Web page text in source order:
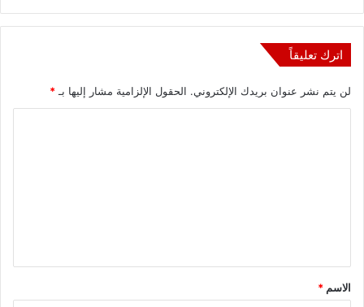
اترك تعليقاً
لن يتم نشر عنوان بريدك الإلكتروني. الحقول الإلزامية مشار إليها بـ *
ق
*
الاسم *